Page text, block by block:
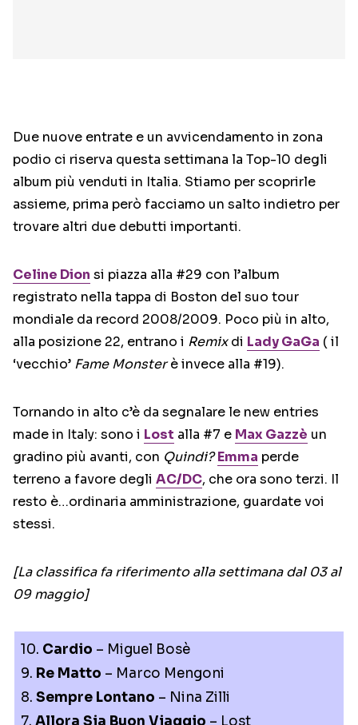
Due nuove entrate e un avvicendamento in zona
podio ci riserva questa settimana la Top-10 degli
album più venduti in Italia. Stiamo per scoprirle
assieme, prima però facciamo un salto indietro per
trovare altri due debutti importanti.
Celine Dion si piazza alla #29 con l’album
registrato nella tappa di Boston del suo tour
mondiale da record 2008/2009. Poco più in alto,
alla posizione 22, entrano i Remixdi Lady GaGa ( il
‘vecchio’ Fame Monsterè invece alla #19).
Tornando in alto c’è da segnalare le new entries
made in Italy: sono i Lost alla #7 e Max Gazzè un
gradino più avanti, con Quindi? Emma perde
terreno a favore degli AC/DC, che ora sono terzi. Il
resto è…ordinaria amministrazione, guardate voi
stessi.
[La classifica fa riferimento alla settimana dal 03 al
09 maggio]
10. Cardio – Miguel Bosè
9. Re Matto – Marco Mengoni
8. Sempre Lontano – Nina Zilli
7. Allora Sia Buon Viaggio – Lost